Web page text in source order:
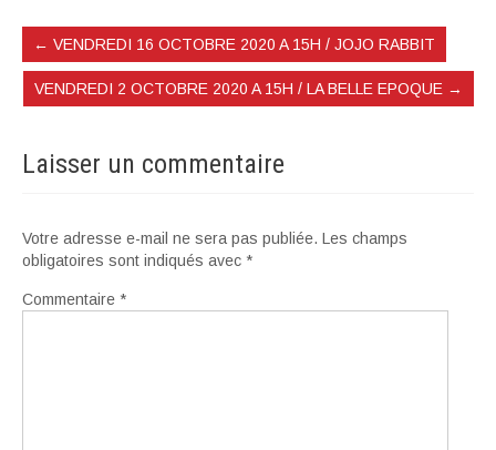
← VENDREDI 16 OCTOBRE 2020 A 15H / JOJO RABBIT
VENDREDI 2 OCTOBRE 2020 A 15H / LA BELLE EPOQUE →
Laisser un commentaire
Votre adresse e-mail ne sera pas publiée. Les champs
obligatoires sont indiqués avec *
Commentaire *